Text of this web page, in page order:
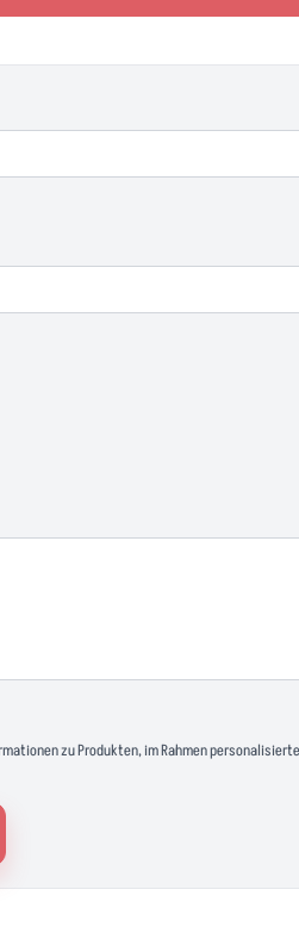
zu Produkten, im Rahmen